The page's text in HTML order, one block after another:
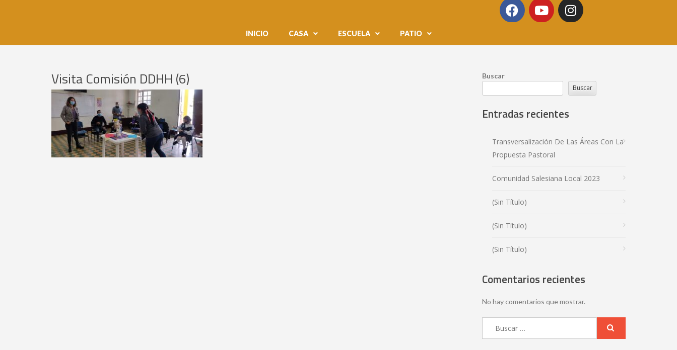
INICIO CASA ESCUELA PATIO
Visita Comisión DDHH (6)
Buscar
Buscar
Entradas recientes
Transversalización De Las Áreas Con La
Propuesta Pastoral
Comunidad Salesiana Local 2023
(sin Título)
(sin Título)
(sin Título)
Comentarios recientes
No hay comentarios que mostrar.